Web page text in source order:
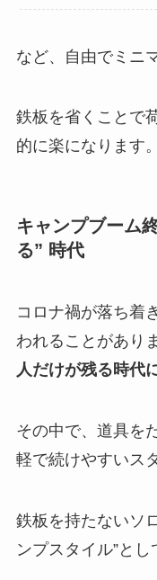
など、自由でミニ
鉄板を省くことで
的に楽になります。
キャンプブーム
る” 時代
コロナ禍が落ち着
われることがあり
人だけが残る時代
その中で、道具を
軽で続けやすいス
鉄板を持たないソ
ンプスタイル”とし